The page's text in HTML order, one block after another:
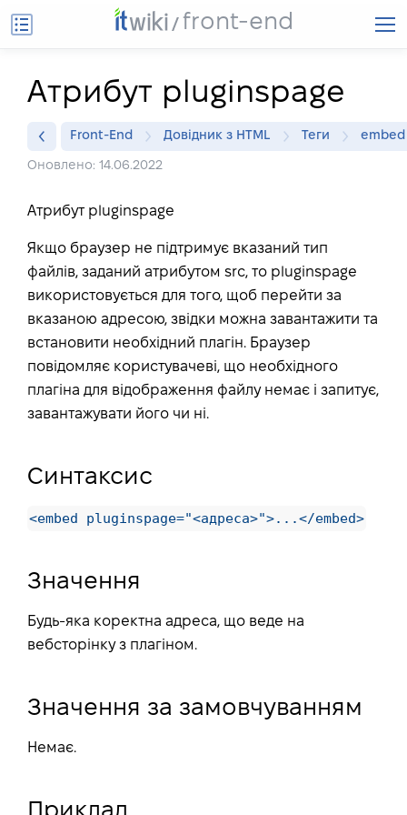
front-end
Атрибут pluginspage
Front-End Довідник з HTML Теги embed
Оновлено: 14.06.2022
Атрибут pluginspage
Якщо браузер не підтримує вказаний тип
файлів, заданий атрибутом src, то pluginspage
використовується для того, щоб перейти за
вказаною адресою, звідки можна завантажити та
встановити необхідний плагін. Браузер
повідомляє користувачеві, що необхідного
плагіна для відображення файлу немає і запитує,
завантажувати його чи ні.
Синтаксис
<embed pluginspage="<адреса>">...</embed>
Значення
Будь-яка коректна адреса, що веде на
вебсторінку з плагіном.
Значення за замовчуванням
Немає.